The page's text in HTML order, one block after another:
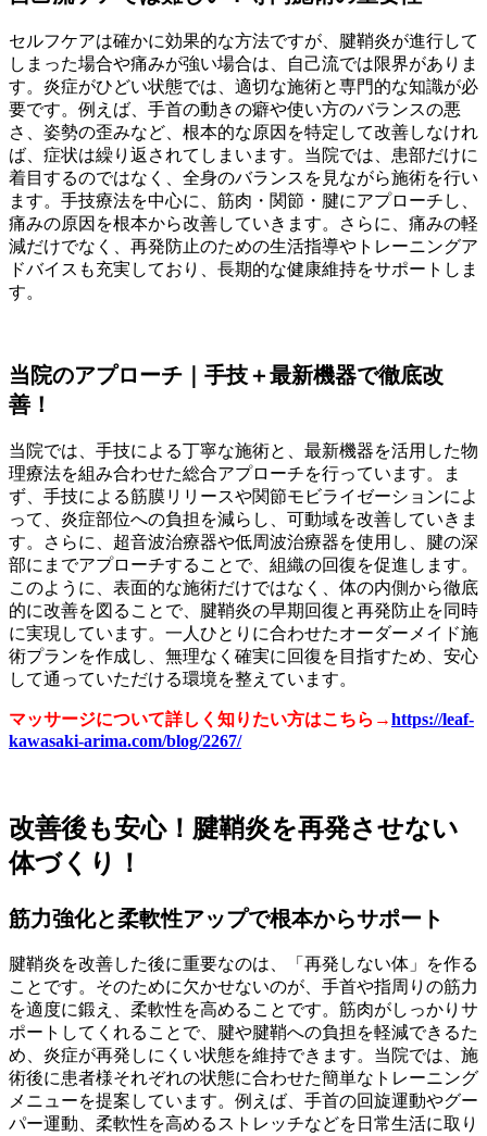
セルフケアは確かに効果的な方法ですが、腱鞘炎が進行して
しまった場合や痛みが強い場合は、自己流では限界がありま
す。炎症がひどい状態では、適切な施術と専門的な知識が必
要です。例えば、手首の動きの癖や使い方のバランスの悪
さ、姿勢の歪みなど、根本的な原因を特定して改善しなけれ
ば、症状は繰り返されてしまいます。当院では、患部だけに
着目するのではなく、全身のバランスを見ながら施術を行い
ます。手技療法を中心に、筋肉・関節・腱にアプローチし、
痛みの原因を根本から改善していきます。さらに、痛みの軽
減だけでなく、再発防止のための生活指導やトレーニングア
ドバイスも充実しており、長期的な健康維持をサポートしま
す。
当院のアプローチ｜手技＋最新機器で徹底改
善！
当院では、手技による丁寧な施術と、最新機器を活用した物
理療法を組み合わせた総合アプローチを行っています。ま
ず、手技による筋膜リリースや関節モビライゼーションによ
って、炎症部位への負担を減らし、可動域を改善していきま
す。さらに、超音波治療器や低周波治療器を使用し、腱の深
部にまでアプローチすることで、組織の回復を促進します。
このように、表面的な施術だけではなく、体の内側から徹底
的に改善を図ることで、腱鞘炎の早期回復と再発防止を同時
に実現しています。一人ひとりに合わせたオーダーメイド施
術プランを作成し、無理なく確実に回復を目指すため、安心
して通っていただける環境を整えています。
マッサージについて詳しく知りたい方はこちら→https://leaf-
kawasaki-arima.com/blog/2267/
改善後も安心！腱鞘炎を再発させない
体づくり！
筋力強化と柔軟性アップで根本からサポート
腱鞘炎を改善した後に重要なのは、「再発しない体」を作る
ことです。そのために欠かせないのが、手首や指周りの筋力
を適度に鍛え、柔軟性を高めることです。筋肉がしっかりサ
ポートしてくれることで、腱や腱鞘への負担を軽減できるた
め、炎症が再発しにくい状態を維持できます。当院では、施
術後に患者様それぞれの状態に合わせた簡単なトレーニング
メニューを提案しています。例えば、手首の回旋運動やグー
パー運動、柔軟性を高めるストレッチなどを日常生活に取り